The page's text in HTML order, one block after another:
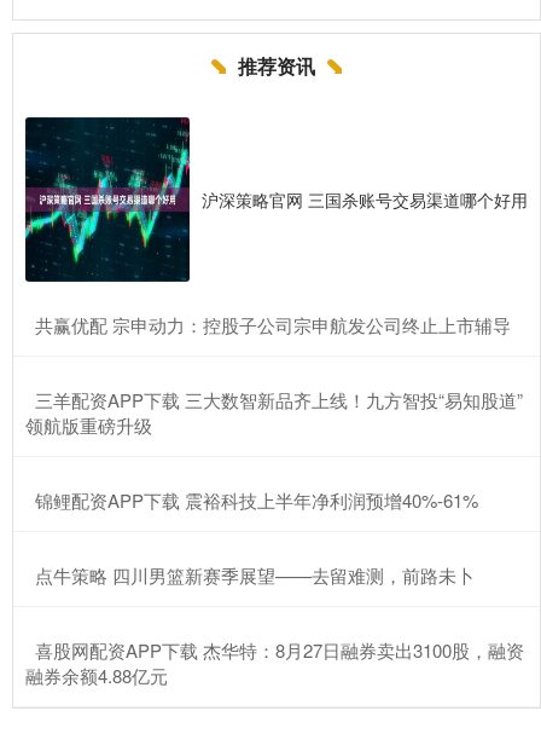
推荐资讯
沪深策略官网 三国杀账号交易渠道哪个好用
​共赢优配 宗申动力：控股子公司宗申航发公司终止上市辅导
​三羊配资APP下载 三大数智新品齐上线！九方智投“易知股道”
领航版重磅升级
​锦鲤配资APP下载 震裕科技上半年净利润预增40%-61%
​点牛策略 四川男篮新赛季展望——去留难测，前路未卜
​喜股网配资APP下载 杰华特：8月27日融券卖出3100股，融资
融券余额4.88亿元